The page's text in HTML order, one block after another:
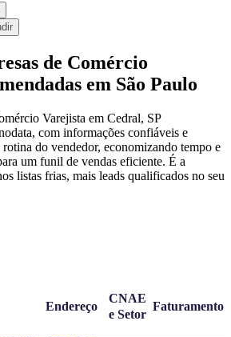
de Comércio
em São Paulo
Varejista em Cedral, SP
com informações confiáveis e
rotina do vendedor, economizando tempo e
um funil de vendas eficiente. É a
listas frias, mais leads qualificados no seu
Endereço
CNAE
e Setor
Faturamento